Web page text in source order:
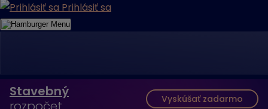
Prihlásiť sa
Menu
Stavebný
Vyskúšať zadarmo